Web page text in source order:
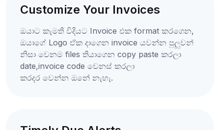
Customize Your Invoices
ඔයාට කැමති විදියට Invoice එක format කරගෙන,
ඔයාගේ Logo ඒක දාගෙන invoice යවන්න පුලුවන්
නිසා වෙනම files තියාගෙන copy paste කරලා
date,invoice code වෙනස් කරලා
කරදර වෙන්න ඔනේ නැහැ.